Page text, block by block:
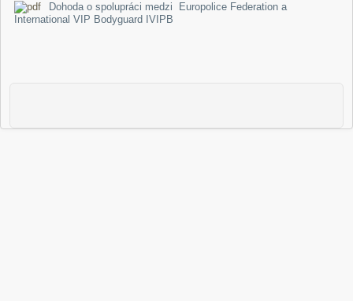
Dohoda o spolupráci medzi Europolice Federation a
International VIP Bodyguard IVIPB